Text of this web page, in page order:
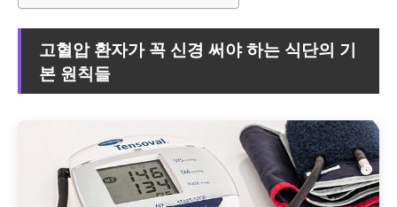
고혈압 환자가 꼭 신경 써야 하는 식단의 기
본 원칙들